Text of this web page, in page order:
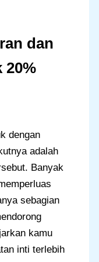
dan
20%
dengan
adalah
Banyak
sebagian
kamu
inti terlebih